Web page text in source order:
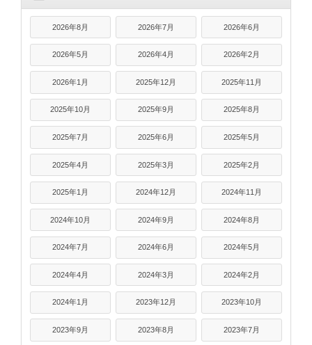
2026年8月 2026年7月 2026年6月
2026年5月 2026年4月 2026年2月
2026年1月 2025年12月 2025年11月
2025年10月 2025年9月 2025年8月
2025年7月 2025年6月 2025年5月
2025年4月 2025年3月 2025年2月
2025年1月 2024年12月 2024年11月
2024年10月 2024年9月 2024年8月
2024年7月 2024年6月 2024年5月
2024年4月 2024年3月 2024年2月
2024年1月 2023年12月 2023年10月
2023年9月 2023年8月 2023年7月